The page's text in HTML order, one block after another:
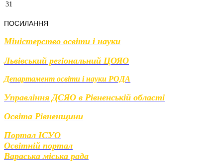
31
ПОСИЛАННЯ
Міністерство освіти і науки
Львівський регіональний ЦОЯО
Департамент освіти і науки РОДА
Управління ДСЯО в Рівненській області
Освіта Рівненщини
Портал ІСУО
Освітній портал
Вараська міська рада